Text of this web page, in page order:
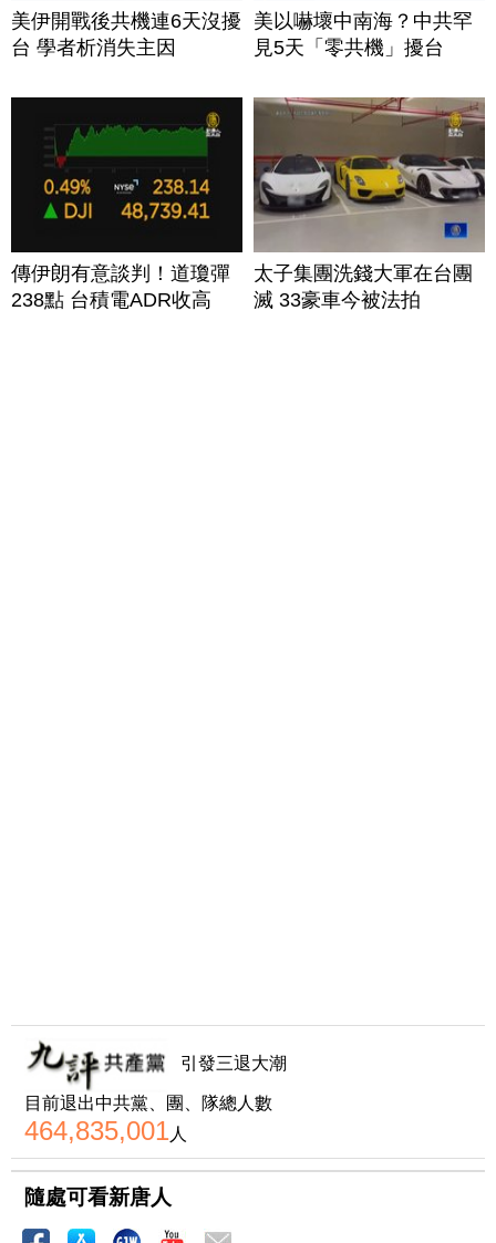
美伊開戰後共機連6天沒擾
台 學者析消失主因
美以嚇壞中南海？中共罕
見5天「零共機」擾台
傳伊朗有意談判！道瓊彈
238點 台積電ADR收高
太子集團洗錢大軍在台團
滅 33豪車今被法拍
引發三退大潮
目前退出中共黨、團、隊總人數
464,835,001人
隨處可看新唐人